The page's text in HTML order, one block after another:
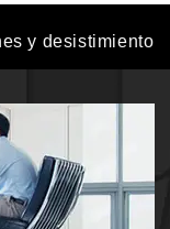
y desistimiento